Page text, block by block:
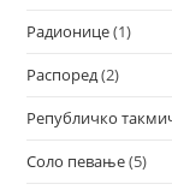
Радионице(1)
Распоред(2)
Републичко
Соло певање(5)